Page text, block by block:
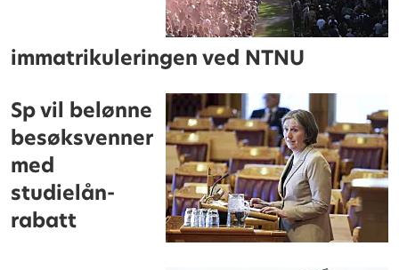
immatrikuleringen ved NTNU
Sp vil belønne
besøksvenner
med
studielån-
rabatt